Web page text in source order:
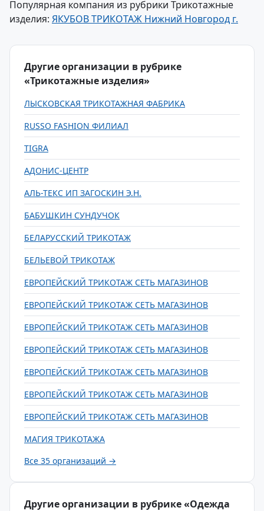
Популярная компания из рубрики Трикотажные
изделия: ЯКУБОВ ТРИКОТАЖ Нижний Новгород г.
Другие организации в рубрике
«Трикотажные изделия»
ЛЫСКОВСКАЯ ТРИКОТАЖНАЯ ФАБРИКА
RUSSO FASHION ФИЛИАЛ
TIGRA
АДОНИС-ЦЕНТР
АЛЬ-ТЕКС ИП ЗАГОСКИН Э.Н.
БАБУШКИН СУНДУЧОК
БЕЛАРУССКИЙ ТРИКОТАЖ
БЕЛЬЕВОЙ ТРИКОТАЖ
ЕВРОПЕЙСКИЙ ТРИКОТАЖ СЕТЬ МАГАЗИНОВ
ЕВРОПЕЙСКИЙ ТРИКОТАЖ СЕТЬ МАГАЗИНОВ
ЕВРОПЕЙСКИЙ ТРИКОТАЖ СЕТЬ МАГАЗИНОВ
ЕВРОПЕЙСКИЙ ТРИКОТАЖ СЕТЬ МАГАЗИНОВ
ЕВРОПЕЙСКИЙ ТРИКОТАЖ СЕТЬ МАГАЗИНОВ
ЕВРОПЕЙСКИЙ ТРИКОТАЖ СЕТЬ МАГАЗИНОВ
ЕВРОПЕЙСКИЙ ТРИКОТАЖ СЕТЬ МАГАЗИНОВ
МАГИЯ ТРИКОТАЖА
Все 35 организаций →
Другие организации в рубрике «Одежда